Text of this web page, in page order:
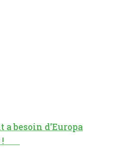
a besoin d'Europa
!